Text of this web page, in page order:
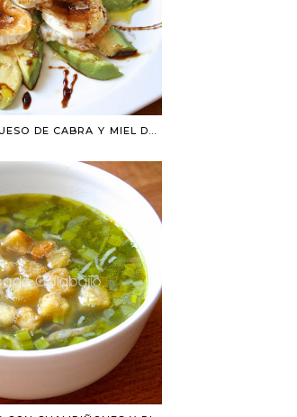
AGUACATE CON QUESO DE CABRA Y MIEL DE CAÑA. RECETA FÁCIL